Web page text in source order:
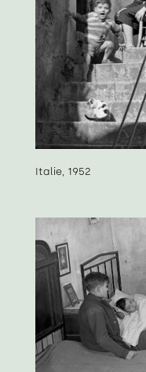
Italie, 1952